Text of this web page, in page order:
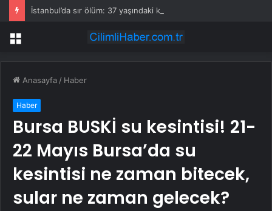
Menü
Anasayfa / Haber
Haber
Bursa BUSKİ su kesintisi! 21-
22 Mayıs Bursa’da su
kesintisi ne zaman bitecek,
sular ne zaman gelecek?